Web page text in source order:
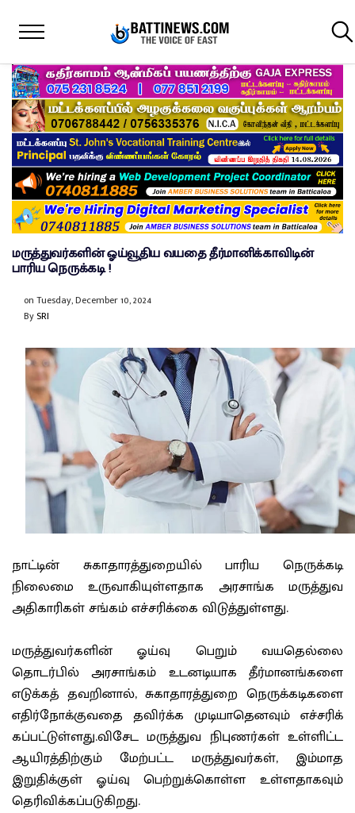
மருத்துவர்களின் ஓய்வூதிய வயதை தீர்மானிக்காவிடின்
பாரிய நெருக்கடி !
on Tuesday, December 10, 2024
By SRI
நாட்டின் சுகாதாரத்துறையில் பாரிய நெருக்கடி
நிலைமை உருவாகியுள்ளதாக அரசாங்க மருத்துவ
அதிகாரிகள் சங்கம் எச்சரிக்கை விடுத்துள்ளது.
மருத்துவர்களின் ஓய்வு பெறும் வயதெல்லை
தொடர்பில் அரசாங்கம் உடனடியாக தீர்மானங்களை
எடுக்கத் தவறினால், சுகாதாரத்துறை நெருக்கடிகளை
எதிர்நோக்குவதை தவிர்க்க முடியாதெனவும் எச்சரிக்
கப்பட்டுள்ளது.விசேட மருத்துவ நிபுணர்கள் உள்ளிட்ட
ஆயிரத்திற்கும் மேற்பட்ட மருத்துவர்கள், இம்மாத
இறுதிக்குள் ஓய்வு பெற்றுக்கொள்ள உள்ளதாகவும்
தெரிவிக்கப்படுகிறது.